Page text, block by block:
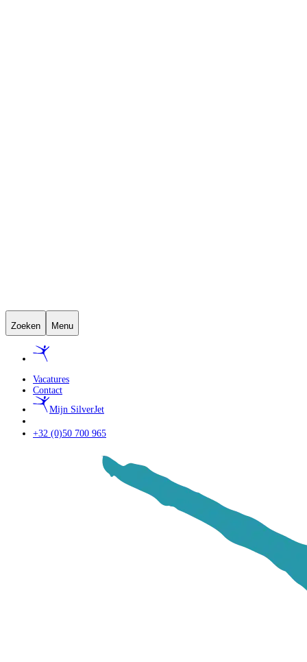
Zoeken Menu
Vacatures
Contact
Mijn SilverJet
+32 (0)50 700 965